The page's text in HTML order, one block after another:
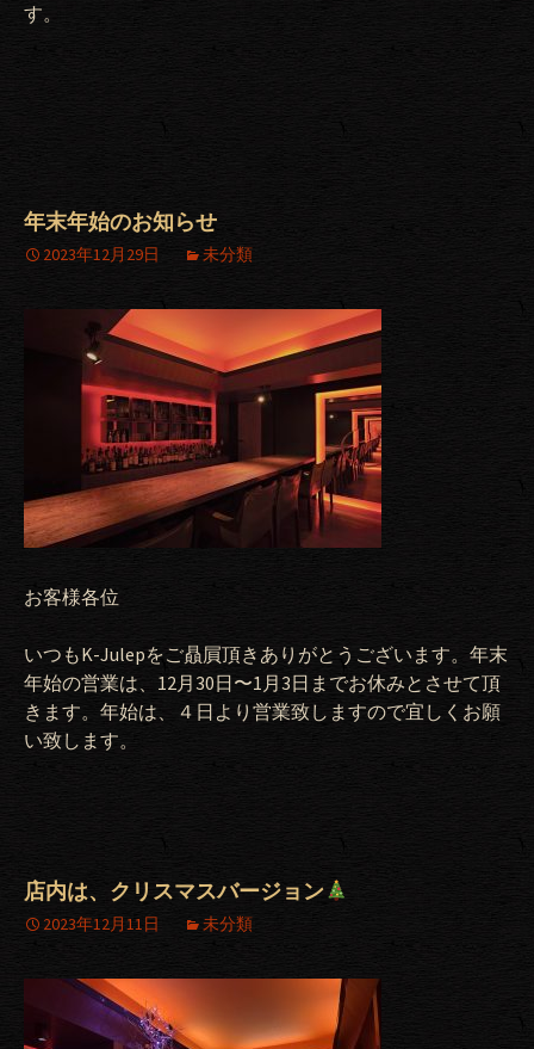
す。
年末年始のお知らせ
2023年12月29日 未分類
お客様各位
いつもK-Julepをご贔屓頂きありがとうございます。年末
年始の営業は、12月30日〜1月3日までお休みとさせて頂
きます。年始は、４日より営業致しますので宜しくお願
い致します。
店内は、クリスマスバージョン
2023年12月11日 未分類